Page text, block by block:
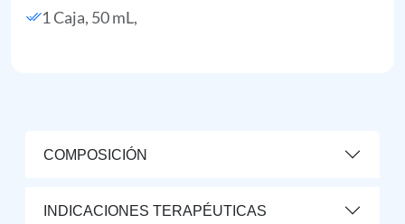
1 Caja, 50 mL,
COMPOSICIÓN
INDICACIONES TERAPÉUTICAS